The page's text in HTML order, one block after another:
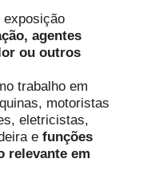
exposição
agentes
ou outros
trabalho em
motoristas
eletricistas,
efunções
relevante em